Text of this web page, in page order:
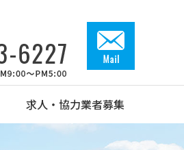
求人・協力業者募集